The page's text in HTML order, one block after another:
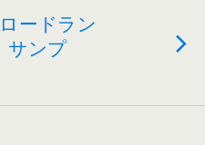
ードラン
ンプ